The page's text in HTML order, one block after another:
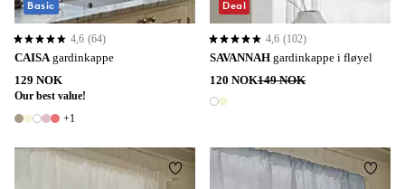
CAISA gardinkappe
129 NOK
Our best value!
6 farger
+1
4,6 basert på 64 karaktergivninger
4,6 (64)
Basic
SAVANNAH gardinkappe i fløyel
120 NOK149 NOK
2 farger
4,6 basert på 102 karaktergivninger
4,6 (102)
Deal
Legg til favoritter Legg